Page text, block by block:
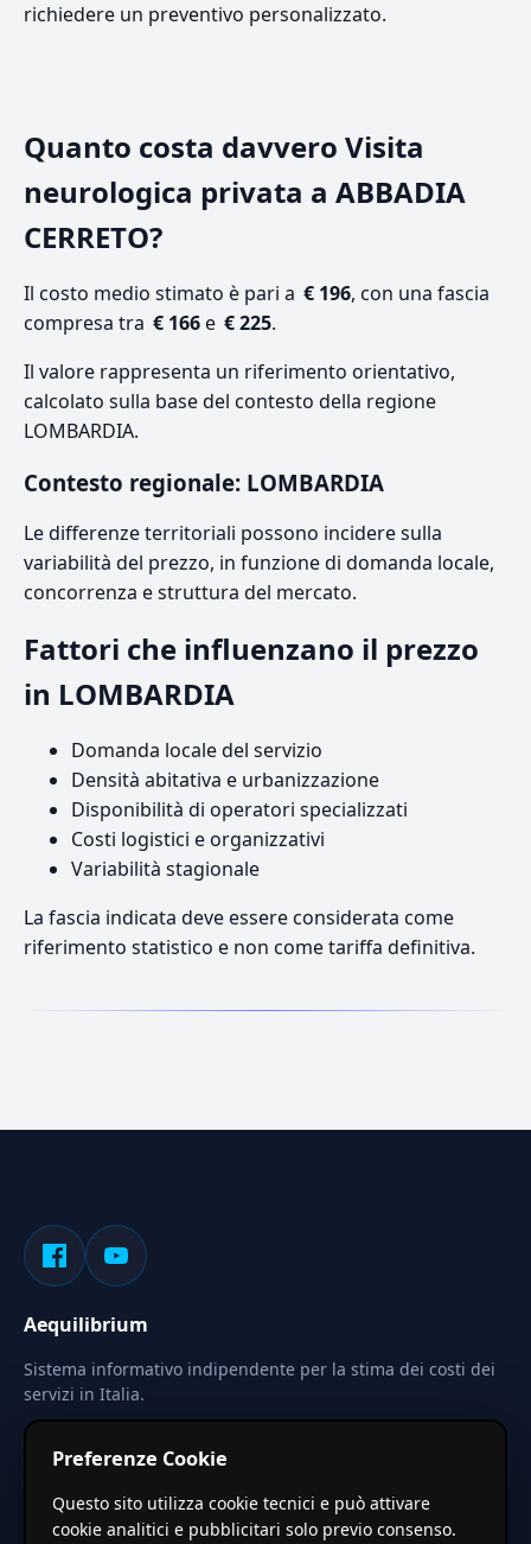
richiedere un preventivo personalizzato.
Quanto costa davvero Visita
neurologica privata a ABBADIA
CERRETO?
Il costo medio stimato è pari a € 196, con una fascia
compresa tra € 166e € 225.
Il valore rappresenta un riferimento orientativo,
calcolato sulla base del contesto della regione
LOMBARDIA.
Contesto regionale: LOMBARDIA
Le differenze territoriali possono incidere sulla
variabilità del prezzo, in funzione di domanda locale,
concorrenza e struttura del mercato.
Fattori che influenzano il prezzo
in LOMBARDIA
Domanda locale del servizio
Densità abitativa e urbanizzazione
Disponibilità di operatori specializzati
Costi logistici e organizzativi
Variabilità stagionale
La fascia indicata deve essere considerata come
riferimento statistico e non come tariffa definitiva.
Aequilibrium
Sistema informativo indipendente per la stima dei costi dei
servizi in Italia.
Le stime pubblicate sono calcolate tramite coefficienti
territoriali regionali applicati a valori base nazionali. Non
Preferenze Cookie
Questo sito utilizza cookie tecnici e può attivare
cookie analitici e pubblicitari solo previo consenso.